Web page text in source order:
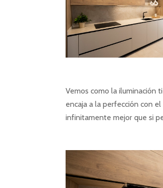
Vemos como la iluminación
encaja a la perfección con
infinitamente mejor que si